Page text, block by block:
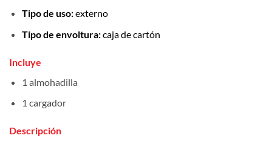
Tipo de uso:externo
Tipo de envoltura:caja de cartón
Incluye
1 almohadilla
1 cargador
Descripción